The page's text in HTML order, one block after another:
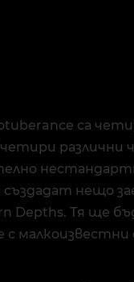
са
различни
създадат нещо
Depths. Тя ще
с